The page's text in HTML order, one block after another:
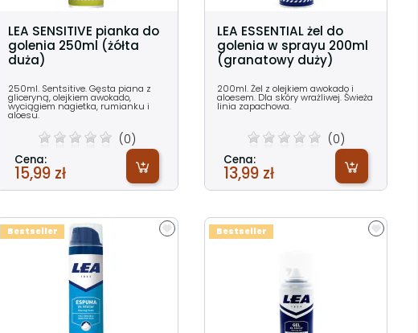
LEA SENSITIVE pianka do
golenia 250ml (żółta
duża)
250ml. Sentsitive. Gęsta piana z
gliceryną, olejkiem awokado,
wyciągiem nagietka, rumianku i
aloesu.
(0)
Cena:
15,99 zł
LEA ESSENTIAL żel do
golenia w sprayu 200ml
(granatowy duży)
200ml. Żel z olejkiem awokado i
aloesem. Dla skóry wrażliwej. Świeża
linia zapachowa.
(0)
Cena:
13,99 zł
Bestseller Bestseller